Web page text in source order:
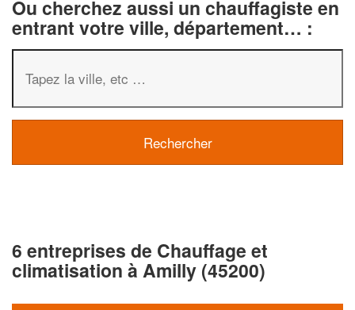
Ou cherchez aussi un chauffagiste en
entrant votre ville, département… :
6 entreprises de Chauffage et
climatisation à Amilly (45200)